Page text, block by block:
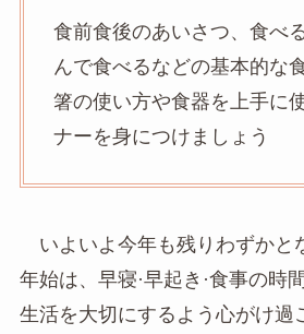
食前食後のあいさつ、食べ
んで食べるなどの基本的な
箸の使い方や食器を上手に
ナーを身につけましょう
いよいよ今年も残りわずかと
年始は、早寝·早起き·食事の時
生活を大切にするよう心がけ過